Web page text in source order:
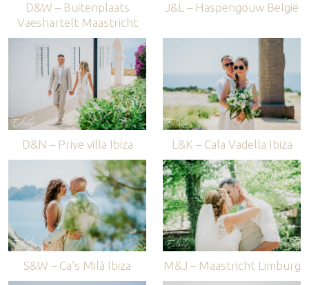
D&W – Buitenplaats
Vaeshartelt Maastricht
J&L – Haspengouw België
D&N – Prive villa Ibiza L&K – Cala Vadella Ibiza
S&W – Ca’s Milà Ibiza M&J – Maastricht Limburg